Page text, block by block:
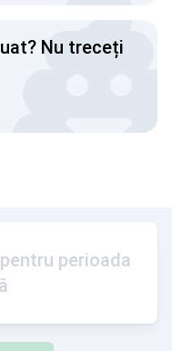
Nu treceți
perioada